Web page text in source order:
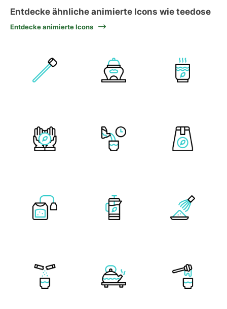
Entdecke ähnliche animierte Icons wie teedose
Entdecke animierte Icons